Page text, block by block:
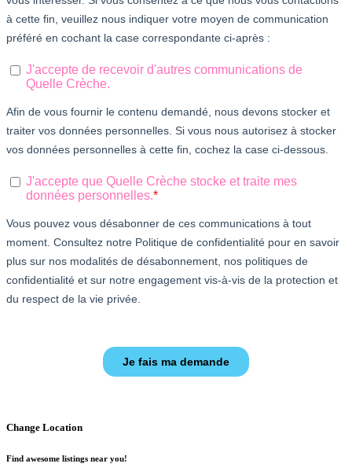
Change Location
Find awesome listings near you!